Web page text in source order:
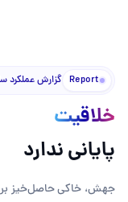
Report گزارش عملکرد سال ۱۴۰۳ و
خلاقیت
پایانی ندارد
جهش، خاکی حاصل‌خیز